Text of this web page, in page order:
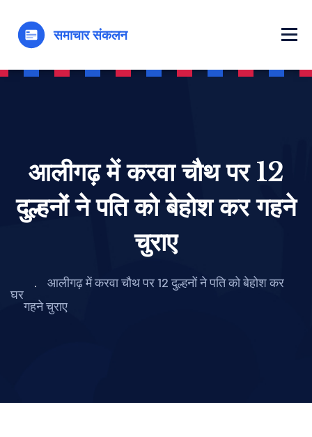
आलीगढ़ में करवा चौथ पर 12
दुल्हनों ने पति को बेहोश कर गहने
चुराए
घर
आलीगढ़ में करवा चौथ पर 12 दुल्हनों ने पति को बेहोश कर
गहने चुराए